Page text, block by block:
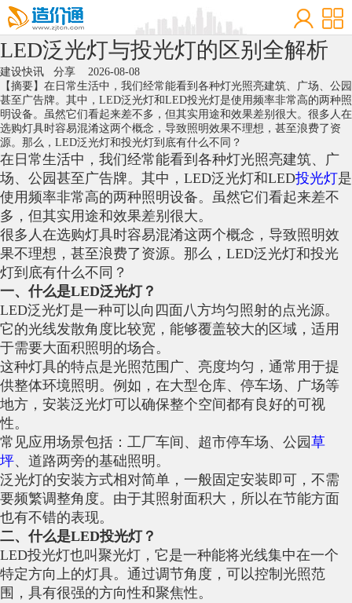
LED泛光灯与投光灯的区别全解析
建设快讯 分享 2026-08-08
【摘要】在日常生活中，我们经常能看到各种灯光照亮建筑、广场、公园
甚至广告牌。其中，LED泛光灯和LED投光灯是使用频率非常高的两种照
明设备。虽然它们看起来差不多，但其实用途和效果差别很大。很多人在
选购灯具时容易混淆这两个概念，导致照明效果不理想，甚至浪费了资
源。那么，LED泛光灯和投光灯到底有什么不同？
在日常生活中，我们经常能看到各种灯光照亮建筑、广
场、公园甚至广告牌。其中，LED泛光灯和LED投光灯是
使用频率非常高的两种照明设备。虽然它们看起来差不
多，但其实用途和效果差别很大。
很多人在选购灯具时容易混淆这两个概念，导致照明效
果不理想，甚至浪费了资源。那么，LED泛光灯和投光
灯到底有什么不同？
一、什么是LED泛光灯？
LED泛光灯是一种可以向四面八方均匀照射的点光源。
它的光线发散角度比较宽，能够覆盖较大的区域，适用
于需要大面积照明的场合。
这种灯具的特点是光照范围广、亮度均匀，通常用于提
供整体环境照明。例如，在大型仓库、停车场、广场等
地方，安装泛光灯可以确保整个空间都有良好的可视
性。
常见应用场景包括：工厂车间、超市停车场、公园 草
坪、道路两旁的基础照明。
泛光灯的安装方式相对简单，一般固定安装即可，不需
要频繁调整角度。由于其照射面积大，所以在节能方面
也有不错的表现。
二、什么是LED投光灯？
LED投光灯也叫聚光灯，它是一种能将光线集中在一个
特定方向上的灯具。通过调节角度，可以控制光照范
围，具有很强的方向性和聚焦性。